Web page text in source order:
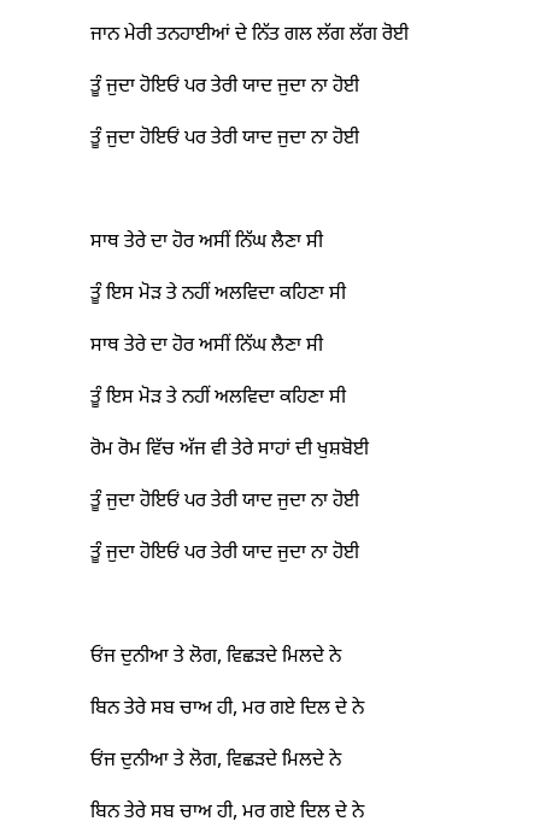
ਜਾਨ ਮੇਰੀ ਤਨਹਾਈਆਂ ਦੇ ਨਿੱਤ ਗਲ ਲੱਗ ਲੱਗ ਰੋਈ
ਤੂੰ ਜੁਦਾ ਹੋਇਓਂ ਪਰ ਤੇਰੀ ਯਾਦ ਜੁਦਾ ਨਾ ਹੋਈ
ਤੂੰ ਜੁਦਾ ਹੋਇਓਂ ਪਰ ਤੇਰੀ ਯਾਦ ਜੁਦਾ ਨਾ ਹੋਈ
ਸਾਥ ਤੇਰੇ ਦਾ ਹੋਰ ਅਸੀਂ ਨਿੱਘ ਲੈਣਾ ਸੀ
ਤੂੰ ਇਸ ਮੋੜ ਤੇ ਨਹੀਂ ਅਲਵਿਦਾ ਕਹਿਣਾ ਸੀ
ਸਾਥ ਤੇਰੇ ਦਾ ਹੋਰ ਅਸੀਂ ਨਿੱਘ ਲੈਣਾ ਸੀ
ਤੂੰ ਇਸ ਮੋੜ ਤੇ ਨਹੀਂ ਅਲਵਿਦਾ ਕਹਿਣਾ ਸੀ
ਰੋਮ ਰੋਮ ਵਿੱਚ ਅੱਜ ਵੀ ਤੇਰੇ ਸਾਹਾਂ ਦੀ ਖੁਸ਼ਬੋਈ
ਤੂੰ ਜੁਦਾ ਹੋਇਓਂ ਪਰ ਤੇਰੀ ਯਾਦ ਜੁਦਾ ਨਾ ਹੋਈ
ਤੂੰ ਜੁਦਾ ਹੋਇਓਂ ਪਰ ਤੇਰੀ ਯਾਦ ਜੁਦਾ ਨਾ ਹੋਈ
ਓਂਜ ਦੁਨੀਆ ਤੇ ਲੋਗ, ਵਿਛੜਦੇ ਮਿਲਦੇ ਨੇ
ਬਿਨ ਤੇਰੇ ਸਬ ਚਾਅ ਹੀ, ਮਰ ਗਏ ਦਿਲ ਦੇ ਨੇ
ਓਂਜ ਦੁਨੀਆ ਤੇ ਲੋਗ, ਵਿਛੜਦੇ ਮਿਲਦੇ ਨੇ
ਬਿਨ ਤੇਰੇ ਸਬ ਚਾਅ ਹੀ, ਮਰ ਗਏ ਦਿਲ ਦੇ ਨੇ